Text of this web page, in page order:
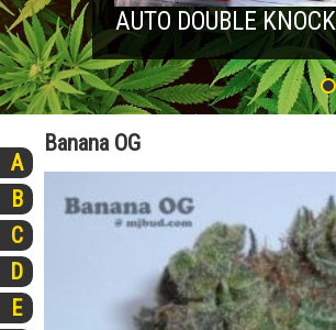
AUTO DOUBLE
A
B
C
D
E
Banana OG